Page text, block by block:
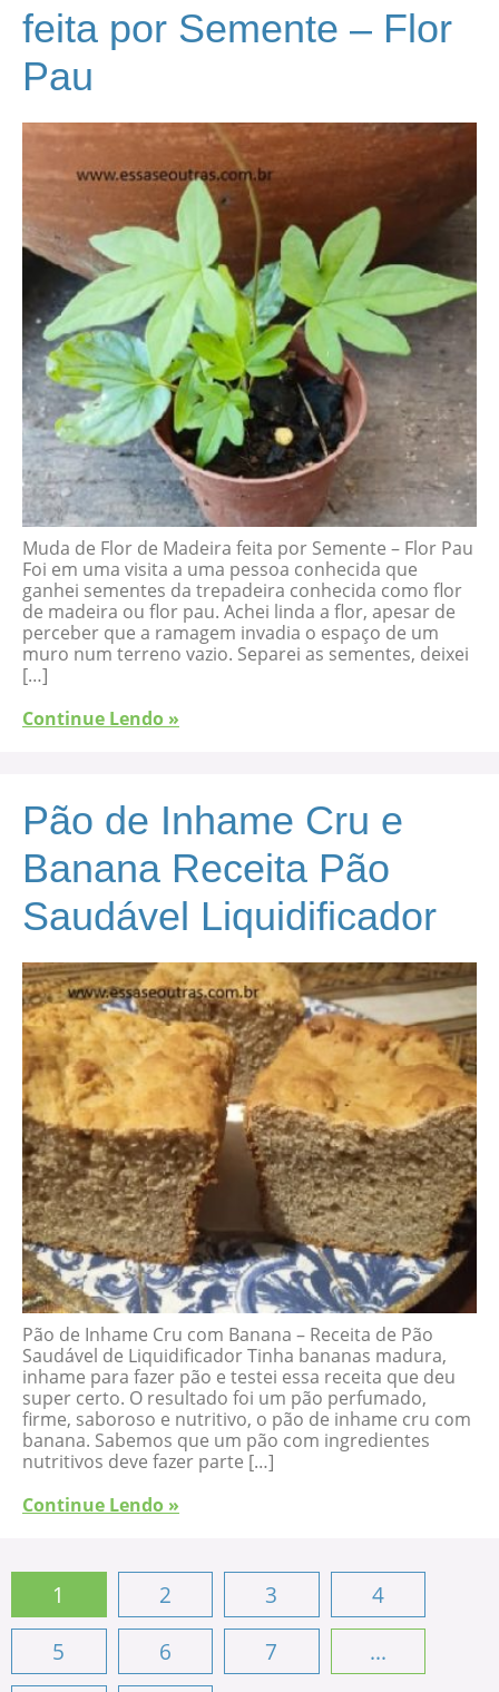
feita por Semente – Flor
Pau
Muda de Flor de Madeira feita por Semente – Flor Pau
Foi em uma visita a uma pessoa conhecida que
ganhei sementes da trepadeira conhecida como flor
de madeira ou flor pau. Achei linda a flor, apesar de
perceber que a ramagem invadia o espaço de um
muro num terreno vazio. Separei as sementes, deixei
[…]
Continue Lendo »
Pão de Inhame Cru e
Banana Receita Pão
Saudável Liquidificador
Pão de Inhame Cru com Banana – Receita de Pão
Saudável de Liquidificador Tinha bananas madura,
inhame para fazer pão e testei essa receita que deu
super certo. O resultado foi um pão perfumado,
firme, saboroso e nutritivo, o pão de inhame cru com
banana. Sabemos que um pão com ingredientes
nutritivos deve fazer parte […]
Continue Lendo »
1 2 3
4
5
6 7
...